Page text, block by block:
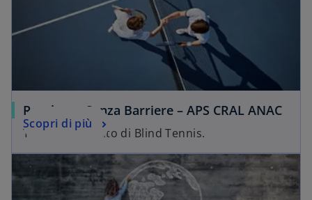
Racchette Senza Barriere – APS CRAL ANAC
Torneo Integrato di Blind Tennis.
Scopri di più